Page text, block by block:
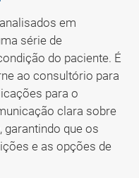
em
série de
do paciente. É
ao consultório para
para o
clara sobre
que os
e as opções de